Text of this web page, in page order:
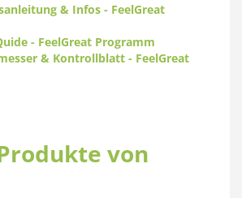
& Infos - FeelGreat
- FeelGreat Programm
& Kontrollblatt - FeelGreat
von